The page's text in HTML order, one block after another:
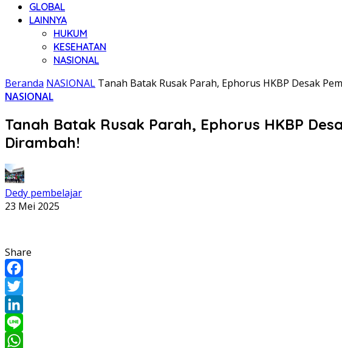
GLOBAL
LAINNYA
HUKUM
KESEHATAN
NASIONAL
Beranda NASIONAL Tanah Batak Rusak Parah, Ephorus HKBP Desak
NASIONAL
Tanah Batak Rusak Parah, Ephorus HKBP
Dirambah!
Dedy pembelajar
23 Mei 2025
Share
Facebook
Twitter
LinkedIn
Line